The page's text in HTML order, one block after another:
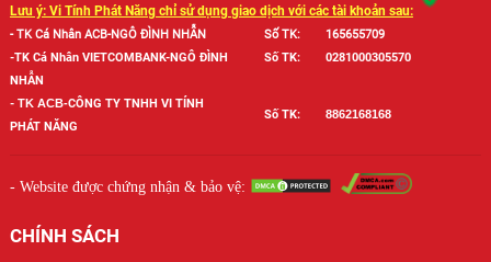
Lưu ý: Vi Tính Phát Năng chỉ sử dụng giao dịch với các tài khoản sau:
- TK Cá Nhân ACB-NGÔ ĐÌNH NHẪN Số TK:
165655709
-TK Cá Nhân VIETCOMBANK-NGÔ ĐÌNH
NHẪN
Số TK: 0281000305570
- TK ACB-CÔNG TY TNHH VI TÍNH
PHÁT NĂNG
Số TK: 8862168168
- Website được chứng nhận & bảo vệ:
CHÍNH SÁCH